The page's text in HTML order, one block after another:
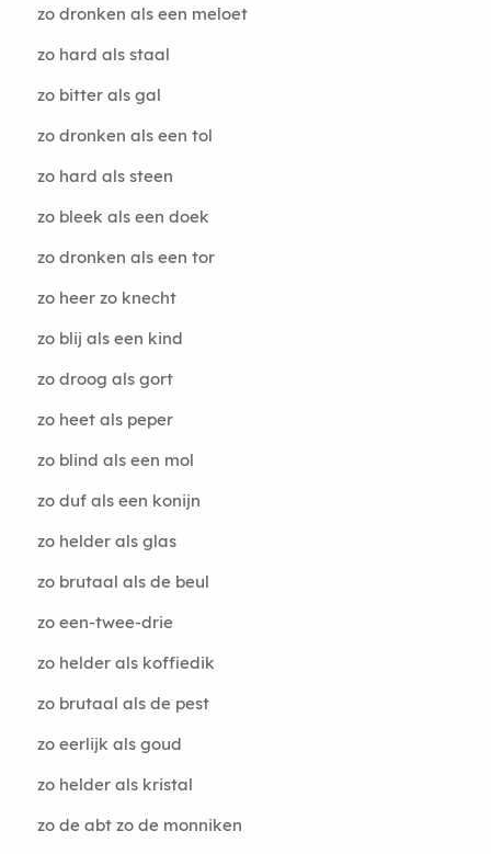
zo dronken als een meloet
zo hard als staal
zo bitter als gal
zo dronken als een tol
zo hard als steen
zo bleek als een doek
zo dronken als een tor
zo heer zo knecht
zo blij als een kind
zo droog als gort
zo heet als peper
zo blind als een mol
zo duf als een konijn
zo helder als glas
zo brutaal als de beul
zo een-twee-drie
zo helder als koffiedik
zo brutaal als de pest
zo eerlijk als goud
zo helder als kristal
zo de abt zo de monniken